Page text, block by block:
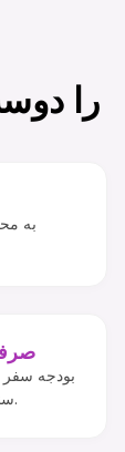
به
۸۰٪
بودجه سفر
سنتی را به شدت کاهش می‌دهند، حفظ کنید.